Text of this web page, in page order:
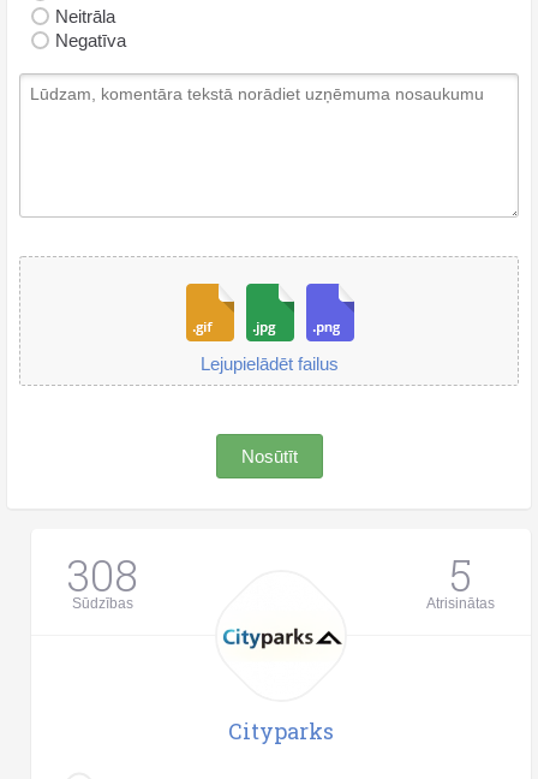
Neitrāla
Negatīva
Lejupielādēt failus
Nosūtīt
308
Sūdzības 5
Atrisinātas
Cityparks